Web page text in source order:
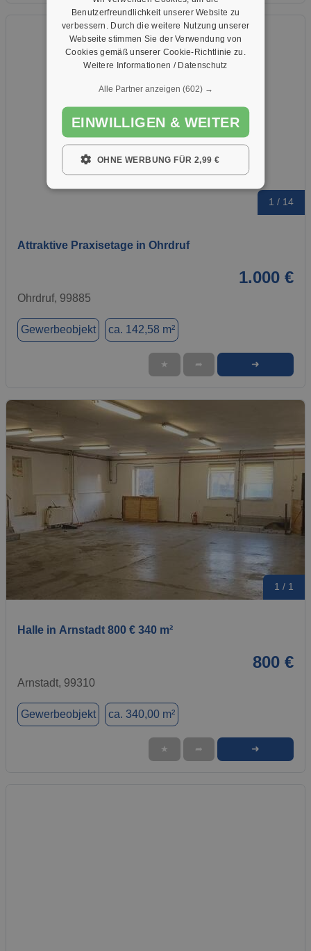
1 / 14
Attraktive Praxisetage in Ohrdruf
1.000 €
Ohrdruf, 99885
Gewerbeobjekt ca. 142,58 m²
★ ➦ ➜
1 / 1
Halle in Arnstadt 800 € 340 m²
800 €
Arnstadt, 99310
Gewerbeobjekt ca. 340,00 m²
★ ➦ ➜
Benutzerfreundlichkeit unserer Website zu
verbessern. Durch die weitere Nutzung unserer
Webseite stimmen Sie der Verwendung von
Cookies gemäß unserer Cookie-Richtlinie zu.
Weitere Informationen / Datenschutz
Alle Partner anzeigen (602) →
EINWILLIGEN & WEITER
OHNE WERBUNG FÜR 2,99 €